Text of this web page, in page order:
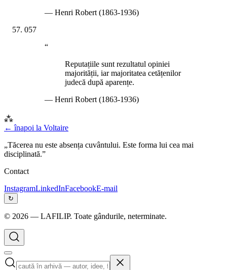
— Henri Robert (1863-1936)
057
“
Reputațiile sunt rezultatul opiniei
majorității, iar majoritatea cetățenilor
judecă după aparențe.
— Henri Robert (1863-1936)
⁂
← înapoi la Voltaire
„Tăcerea nu este absența cuvântului. Este forma lui cea mai
disciplinată.”
Contact
InstagramLinkedInFacebookE-mail
↻
© 2026 — LAFILIP. Toate gândurile, neterminate.